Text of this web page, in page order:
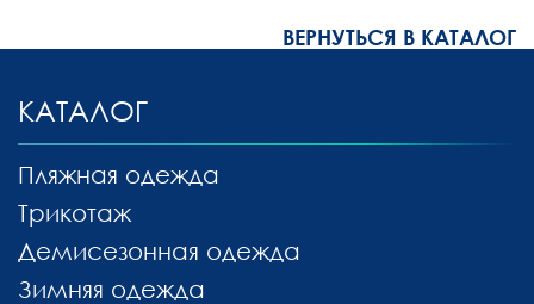
ВЕРНУТЬСЯ В КАТАЛОГ
КАТАЛОГ
Пляжная одежда
Трикотаж
Демисезонная одежда
Зимняя одежда